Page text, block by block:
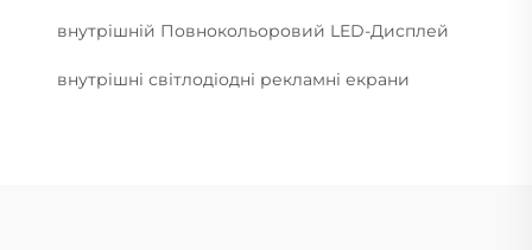
внутрішній Повнокольоровий LED-Дисплей
внутрішні світлодіодні рекламні екрани